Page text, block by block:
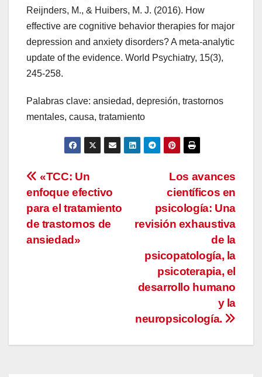
Reijnders, M., & Huibers, M. J. (2016). How
effective are cognitive behavior therapies for major
depression and anxiety disorders? A meta‐analytic
update of the evidence. World Psychiatry, 15(3),
245-258.
Palabras clave: ansiedad, depresión, trastornos
mentales, causa, tratamiento
Navegación
de
entradas
Los avances
científicos en
psicología: Una
revisión exhaustiva
de la
psicopatología, la
psicoterapia, el
desarrollo humano
y la
neuropsicología.
«TCC: Un
enfoque efectivo
para el tratamiento
de trastornos de
ansiedad»